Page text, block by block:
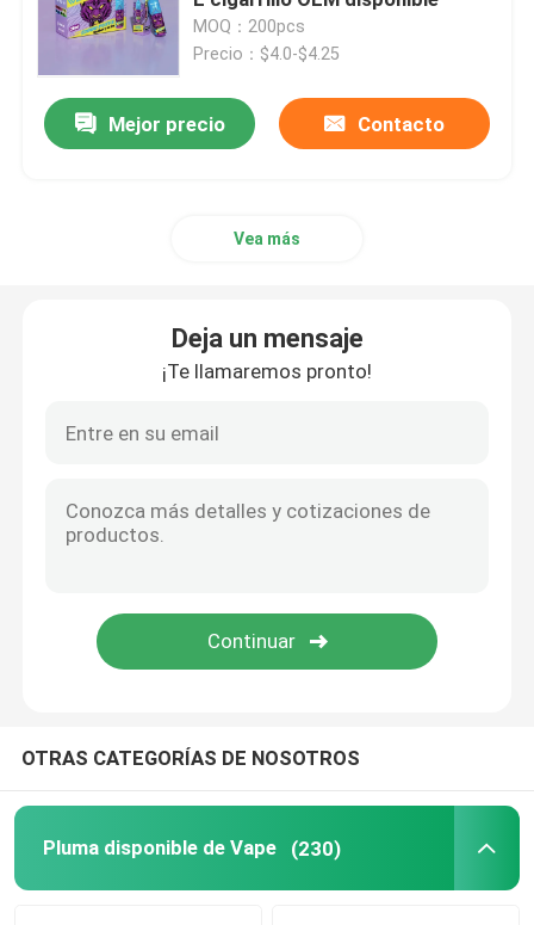
Vape enrrollado
Barra del soplo mini
Mary Vape perdida
Los E.E.U.U. Vape
Pluma elegante de Vape
VAINA Vape disponible
MOQ：200pcs
Precio：$4.0-$4.25
Mejor precio Contacto
Vea más
Deja un mensaje
¡Te llamaremos pronto!
OTRAS CATEGORÍAS DE NOSOTROS
Pluma disponible de Vape (230)